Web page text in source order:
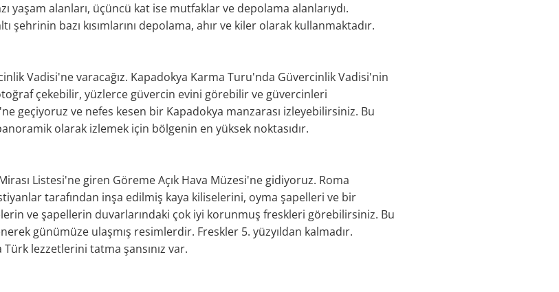
yaşam alanları, üçüncü kat ise mutfaklar ve depolama alanlarıydı.
şehrinin bazı kısımlarını depolama, ahır ve kiler olarak kullanmaktadır.
Vadisi'ne varacağız. Kapadokya Karma Turu'nda Güvercinlik Vadisi'nin
çekebilir, yüzlerce güvercin evini görebilir ve güvercinleri
geçiyoruz ve nefes kesen bir Kapadokya manzarası izleyebilirsiniz. Bu
olarak izlemek için bölgenin en yüksek noktasıdır.
Listesi'ne giren Göreme Açık Hava Müzesi'ne gidiyoruz. Roma
tarafından inşa edilmiş kaya kiliselerini, oyma şapelleri ve bir
ve şapellerin duvarlarındaki çok iyi korunmuş freskleri görebilirsiniz. Bu
günümüze ulaşmış resimlerdir. Freskler 5. yüzyıldan kalmadır.
lezzetlerini tatma şansınız var.